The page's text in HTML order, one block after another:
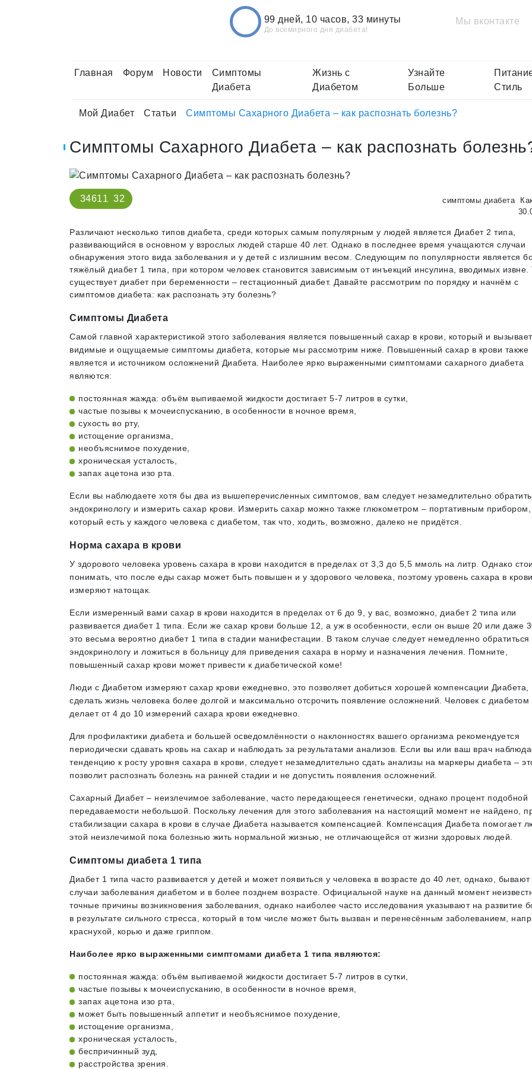
99 дней, 10 часов, 33 минуты
До всемирного дня диабета!
Мы вконтакте
Главная Форум Новости
Симптомы
Диабета
Жизнь с
Диабетом
Узнайте
Больше
Стиль
Мой Диабет Статьи Симптомы Сахарного Диабета – как распознать болезнь?
Симптомы Сахарного Диабета – как распознать
34611 32 симптомы диабета
Различают несколько типов диабета, среди которых самым популярным у людей является Диабет 2 типа,
развивающийся в основном у взрослых людей старше 40 лет. Однако в последнее время учащаются случаи
обнаружения этого вида заболевания и у детей с излишним весом. Следующим по популярности является
тяжёлый диабет 1 типа, при котором человек становится зависимым от инъекций инсулина, вводимых извне.
существует диабет при беременности – гестационный диабет. Давайте рассмотрим по порядку и начнём с
симптомов диабета: как распознать эту болезнь?
Симптомы Диабета
Самой главной характеристикой этого заболевания является повышенный сахар в крови, который и
видимые и ощущаемые симптомы диабета, которые мы рассмотрим ниже. Повышенный сахар в крови также
является и источником осложнений Диабета. Наиболее ярко выраженными симптомами сахарного диабета
являются:
постоянная жажда: объём выпиваемой жидкости достигает 5-7 литров в сутки,
частые позывы к мочеиспусканию, в особенности в ночное время,
сухость во рту,
истощение организма,
необъяснимое похудение,
хроническая усталость,
запах ацетона изо рта.
Если вы наблюдаете хотя бы два из вышеперечисленных симптомов, вам следует незамедлительно
эндокринологу и измерить сахар крови. Измерить сахар можно также глюкометром – портативным прибором,
который есть у каждого человека с диабетом, так что, ходить, возможно, далеко не придётся.
Норма сахара в крови
У здорового человека уровень сахара в крови находится в пределах от 3,3 до 5,5 ммоль на литр. Однако
понимать, что после еды сахар может быть повышен и у здорового человека, поэтому уровень сахара в крови
измеряют натощак.
Если измеренный вами сахар в крови находится в пределах от 6 до 9, у вас, возможно, диабет 2 типа или
развивается диабет 1 типа. Если же сахар крови больше 12, а уж в особенности, если он выше 20 или даже
это весьма вероятно диабет 1 типа в стадии манифестации. В таком случае следует немедленно обратиться
эндокринологу и ложиться в больницу для приведения сахара в норму и назначения лечения. Помните,
повышенный сахар крови может привести к диабетической коме!
Люди с Диабетом измеряют сахар крови ежедневно, это позволяет добиться хорошей компенсации Диабета,
сделать жизнь человека более долгой и максимально отсрочить появление осложнений. Человек с диабетом
делает от 4 до 10 измерений сахара крови ежедневно.
Для профилактики диабета и большей осведомлённости о наклонностях вашего организма рекомендуется
периодически сдавать кровь на сахар и наблюдать за результатами анализов. Если вы или ваш врач
тенденцию к росту уровня сахара в крови, следует незамедлительно сдать анализы на маркеры диабета –
позволит распознать болезнь на ранней стадии и не допустить появления осложнений.
Сахарный Диабет – неизлечимое заболевание, часто передающееся генетически, однако процент подобной
передаваемости небольшой. Поскольку лечения для этого заболевания на настоящий момент не найдено,
стабилизации сахара в крови в случае Диабета называется компенсацией. Компенсация Диабета помогает
этой неизлечимой пока болезнью жить нормальной жизнью, не отличающейся от жизни здоровых людей.
Симптомы диабета 1 типа
Диабет 1 типа часто развивается у детей и может появиться у человека в возрасте до 40 лет, однако, бывают
случаи заболевания диабетом и в более позднем возрасте. Официальной науке на данный момент
точные причины возникновения заболевания, однако наиболее часто исследования указывают на развитие
в результате сильного стресса, который в том числе может быть вызван и перенесённым заболеванием,
краснухой, корью и даже гриппом.
Наиболее ярко выраженными симптомами диабета 1 типа являются:
постоянная жажда: объём выпиваемой жидкости достигает 5-7 литров в сутки,
частые позывы к мочеиспусканию, в особенности в ночное время,
запах ацетона изо рта,
может быть повышенный аппетит и необъяснимое похудение,
истощение организма,
хроническая усталость,
беспричинный зуд,
расстройства зрения.